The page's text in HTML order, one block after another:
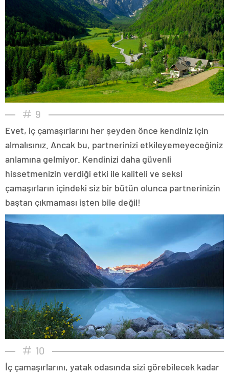
9
Evet, iç çamaşırlarını her şeyden önce kendiniz için
almalısınız. Ancak bu, partnerinizi etkileyemeyeceğiniz
anlamına gelmiyor. Kendinizi daha güvenli
hissetmenizin verdiği etki ile kaliteli ve seksi
çamaşırların içindeki siz bir bütün olunca partnerinizin
baştan çıkmaması işten bile değil!
10
İç çamaşırlarını, yatak odasında sizi görebilecek kadar